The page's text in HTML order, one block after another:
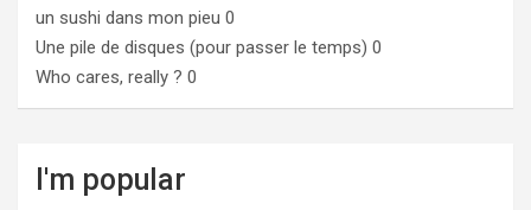
un sushi dans mon pieu 0
Une pile de disques (pour passer le temps) 0
Who cares, really ? 0
I'm popular